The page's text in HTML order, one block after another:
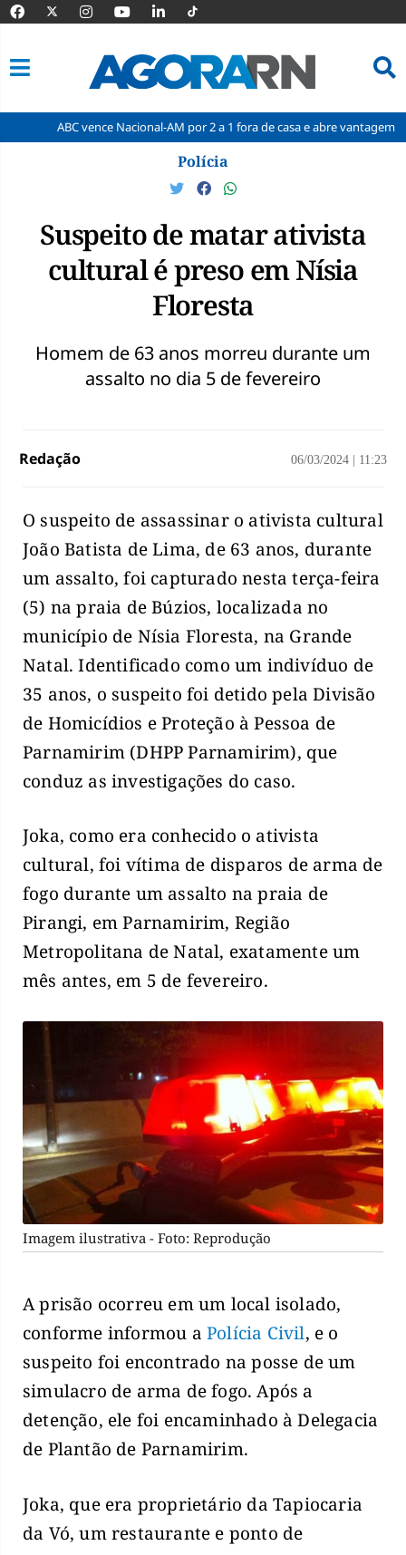
vence Nacional-AM por 2 a 1 fora de casa e abre vantagem nas quartas
Polícia
Suspeito de matar ativista
cultural é preso em Nísia
Floresta
Homem de 63 anos morreu durante um
assalto no dia 5 de fevereiro
Redação 06/03/2024 11:23
O suspeito de assassinar o ativista cultural
João Batista de Lima, de 63 anos, durante
um assalto, foi capturado nesta terça-feira
(5) na praia de Búzios, localizada no
município de Nísia Floresta, na Grande
Natal. Identificado como um indivíduo de
35 anos, o suspeito foi detido pela Divisão
de Homicídios e Proteção à Pessoa de
Parnamirim (DHPP Parnamirim), que
conduz as investigações do caso.
Joka, como era conhecido o ativista
cultural, foi vítima de disparos de arma de
fogo durante um assalto na praia de
Pirangi, em Parnamirim, Região
Metropolitana de Natal, exatamente um
mês antes, em 5 de fevereiro.
Imagem ilustrativa - Foto: Reprodução
A prisão ocorreu em um local isolado,
conforme informou a Polícia Civil, e o
suspeito foi encontrado na posse de um
simulacro de arma de fogo. Após a
detenção, ele foi encaminhado à Delegacia
de Plantão de Parnamirim.
Joka, que era proprietário da Tapiocaria
da Vó, um restaurante e ponto de